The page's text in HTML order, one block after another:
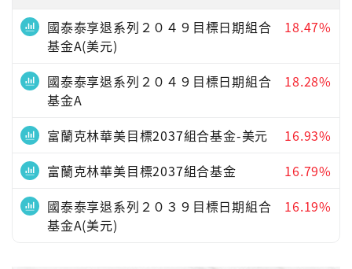
國泰泰享退系列２０４９目標日期組合
基金A(美元)
18.47%
國泰泰享退系列２０４９目標日期組合
基金A
18.28%
富蘭克林華美目標2037組合基金-美元
16.93%
富蘭克林華美目標2037組合基金
16.79%
國泰泰享退系列２０３９目標日期組合
基金A(美元)
16.19%